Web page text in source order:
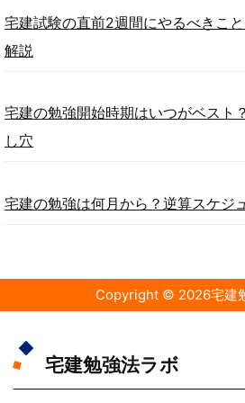
宅建試験の直前2週間にやるべきこ
解説
宅建の勉強開始時期はいつがベスト
し穴
宅建の勉強は何月から？逆算スケジ
Copyright © 2026宅建
宅建勉強法ラボ